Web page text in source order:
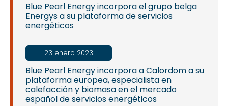
Blue Pearl Energy incorpora el grupo belga
Energys a su plataforma de servicios
energéticos
Blue Pearl Energy incorpora a Calordom a su
plataforma europea, especialista en
calefacción y biomasa en el mercado
español de servicios energéticos
23 enero 2023